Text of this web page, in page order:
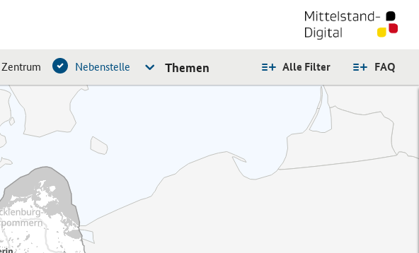
FAQ
Alle Filter
Zentrum Nebenstelle Themen